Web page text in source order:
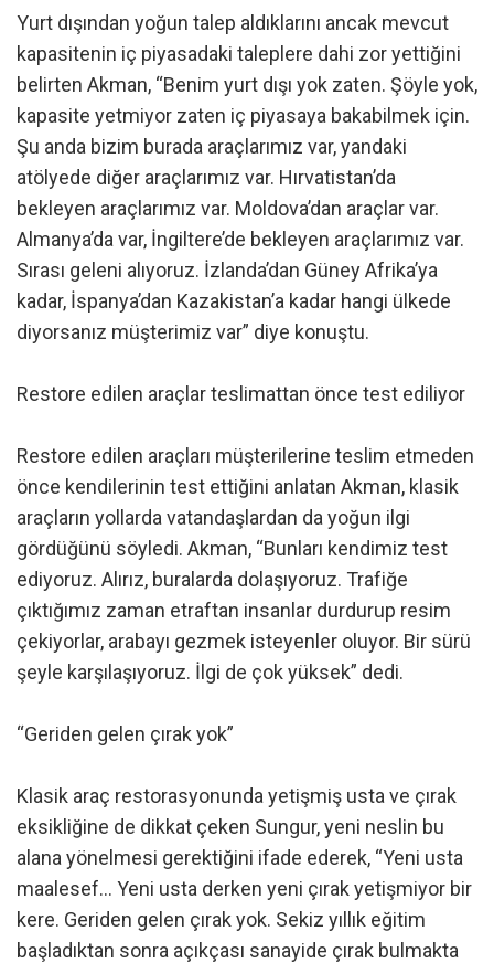
Yurt dışından yoğun talep aldıklarını ancak mevcut
kapasitenin iç piyasadaki taleplere dahi zor yettiğini
belirten Akman, “Benim yurt dışı yok zaten. Şöyle yok,
kapasite yetmiyor zaten iç piyasaya bakabilmek için.
Şu anda bizim burada araçlarımız var, yandaki
atölyede diğer araçlarımız var. Hırvatistan’da
bekleyen araçlarımız var. Moldova’dan araçlar var.
Almanya’da var, İngiltere’de bekleyen araçlarımız var.
Sırası geleni alıyoruz. İzlanda’dan Güney Afrika’ya
kadar, İspanya’dan Kazakistan’a kadar hangi ülkede
diyorsanız müşterimiz var” diye konuştu.
Restore edilen araçlar teslimattan önce test ediliyor
Restore edilen araçları müşterilerine teslim etmeden
önce kendilerinin test ettiğini anlatan Akman, klasik
araçların yollarda vatandaşlardan da yoğun ilgi
gördüğünü söyledi. Akman, “Bunları kendimiz test
ediyoruz. Alırız, buralarda dolaşıyoruz. Trafiğe
çıktığımız zaman etraftan insanlar durdurup resim
çekiyorlar, arabayı gezmek isteyenler oluyor. Bir sürü
şeyle karşılaşıyoruz. İlgi de çok yüksek” dedi.
“Geriden gelen çırak yok”
Klasik araç restorasyonunda yetişmiş usta ve çırak
eksikliğine de dikkat çeken Sungur, yeni neslin bu
alana yönelmesi gerektiğini ifade ederek, “Yeni usta
maalesef… Yeni usta derken yeni çırak yetişmiyor bir
kere. Geriden gelen çırak yok. Sekiz yıllık eğitim
başladıktan sonra açıkçası sanayide çırak bulmakta